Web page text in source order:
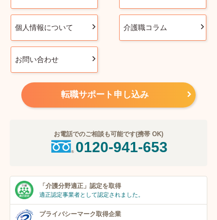
個人情報について 介護職コラム
お問い合わせ
転職サポート申し込み
お電話でのご相談も可能です(携帯 OK)
0120-941-653
「介護分野適正」 認定を取得
適正認定事業者として認定されました。
プライバシーマーク取得企業